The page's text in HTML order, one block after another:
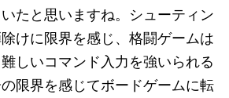
たと思いますね。シューティン
けに限界を感じ、格闘ゲームは
しいコマンド入力を強いられる
限界を感じてボードゲームに転